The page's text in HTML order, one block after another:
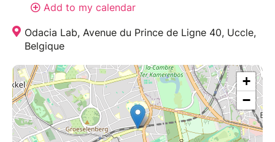
Add to my calendar
Odacia Lab, Avenue du Prince de Ligne 40, Uccle,
Belgique
+
−